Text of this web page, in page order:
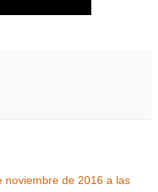
noviembre de 2016 a las